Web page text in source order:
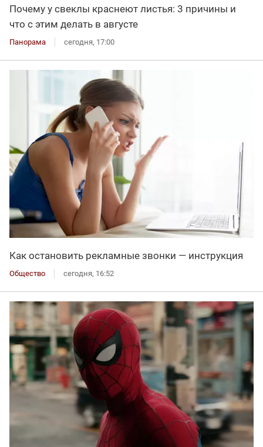
Почему у свеклы краснеют листья: 3 причины и
что с этим делать в августе
Панорама сегодня, 17:00
Как остановить рекламные звонки — инструкция
Общество сегодня, 16:52